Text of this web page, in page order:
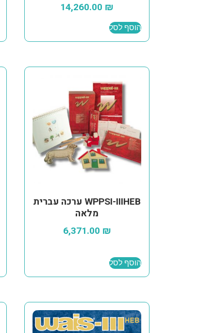
14,260.00 ₪
הוסף לסל
WPPSI-IIIHEB ערכה עברית
מלאה
6,371.00 ₪
הוסף לסל